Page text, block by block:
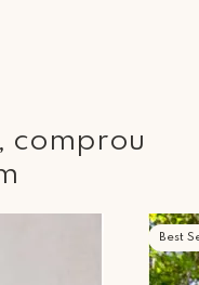
comprou
Best